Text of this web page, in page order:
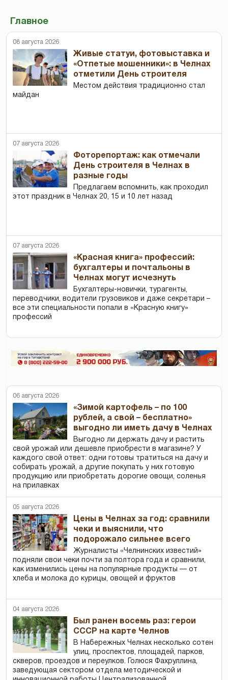
Главное
08 августа 2026
Живые статуи, фотовыставка и
«Отпетые мошенники»: в Челнах
отметили День строителя
Местом действия традиционно стал
майдан
07 августа 2026
Фоторепортаж: как отмечали
День строителя в Челнах в
разные годы
Предлагаем вспомнить, как проходил
этот праздник в Челнах 20, 15 и 10 лет назад
07 августа 2026
«Красная книга» профессий:
бухгалтеры и почтальоны в
Челнах могут исчезнуть
Бухгалтеры-новички, тур­агенты,
переводчики, водители грузовиков и даже секретари –
все эти специальности попали в «Красную книгу»
профессий
06 августа 2026
«Зимой картофель – по 100
рублей, а свой – бесплатно»
выгодно ли иметь дачу в Челнах
Выгодно ли держать дачу и растить
свой урожай или дешевле приобрести в магазине? У
каждого свой ответ: одни готовы тратиться на дачу и
собирать урожай, а другие покупать у них готовую
продукцию или приобретать дорогие овощи, соленья
на прилавках
05 августа 2026
Цены в Челнах за год: сравнили
чеки и выяснили, что
подорожало сильнее всего
Журналисты «Челнинских известий»
подняли свои чеки почти за полтора года и сравнили,
как изменились цены на популярные продукты — от
хлеба и молока до курицы, овощей и фруктов
04 августа 2026
Был ранен восемь раз: герои
СССР на карте Челнов
В Набережных Челнах несколько сотен
улиц, проспектов, площадей, парков,
скверов, проездов и переулков. Голюся Фахруллина,
заведующая сектором отдела методической и